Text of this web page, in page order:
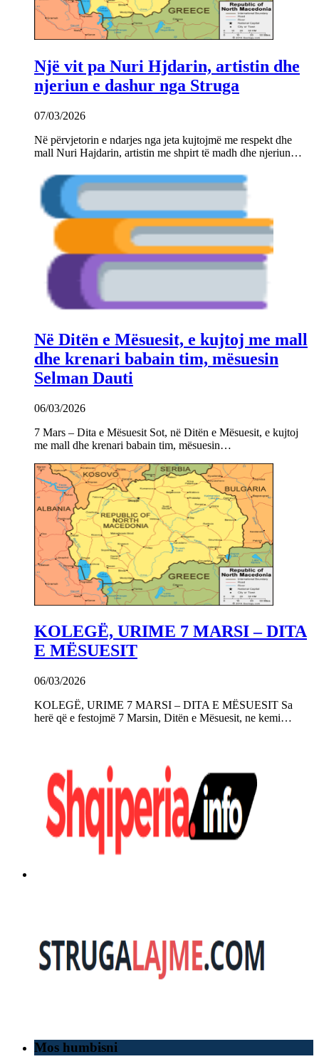
Një vit pa Nuri Hjdarin, artistin dhe
njeriun e dashur nga Struga
07/03/2026
Në përvjetorin e ndarjes nga jeta kujtojmë me respekt dhe
mall Nuri Hajdarin, artistin me shpirt të madh dhe njeriun…
Në Ditën e Mësuesit, e kujtoj me mall
dhe krenari babain tim, mësuesin
Selman Dauti
06/03/2026
7 Mars – Dita e Mësuesit Sot, në Ditën e Mësuesit, e kujtoj
me mall dhe krenari babain tim, mësuesin…
KOLEGË, URIME 7 MARSI – DITA
E MËSUESIT
06/03/2026
KOLEGË, URIME 7 MARSI – DITA E MËSUESIT Sa
herë që e festojmë 7 Marsin, Ditën e Mësuesit, ne kemi…
Mos humbisni